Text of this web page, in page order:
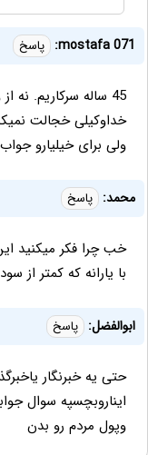
mostafa 071: پاسخ
45 ساله سرکاریم.
خداوکیلی خجالت
ولی برای خیلیارو
محمد: پاسخ
خب چرا فکر میکنید
با یارانه که کمتر از
ابوالفضل: پاسخ
حتی یه خبرنگار
ایناروبچسپه سوال
وپول مردم رو بدن